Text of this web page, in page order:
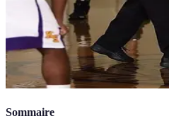
Sommaire